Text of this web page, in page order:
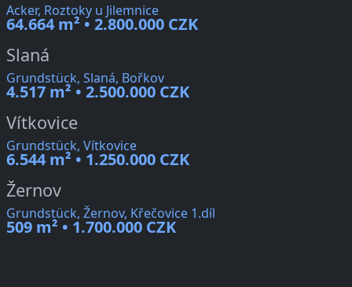
Acker, Roztoky u Jilemnice
64.664 m² • 2.800.000 CZK
Slaná
Grundstück, Slaná, Bořkov
4.517 m² • 2.500.000 CZK
Vítkovice
Grundstück, Vítkovice
6.544 m² • 1.250.000 CZK
Žernov
Grundstück, Žernov, Křečovice 1.díl
509 m² • 1.700.000 CZK